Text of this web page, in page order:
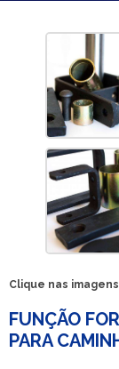
Clique nas
FUNÇÃO
PARA